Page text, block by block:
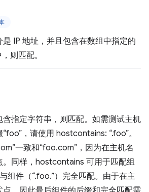
IP 地址，并且包含在数组中指定的
则匹配。
指定字符串，则匹配。如需测试主机
，请使用 hostcontains: “.foo”。
一致和“foo.com”，因为在主机名
。同样，hostcontains 可用于匹配组
组件（“.foo.”）完全匹配。由于在主